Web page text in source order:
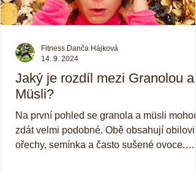
Jaký je rozdíl mezi Granolou a
Müsli?
Na první pohled se granola a müsli mohou
zdát velmi podobné. Obě obsahují
ořechy, semínka a často sušené ovoce.
Fitness Danča Hájková
14. 9. 2024